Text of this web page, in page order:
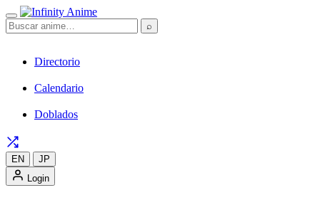
⌕
Directorio
Calendario
Doblados
EN
JP
Login